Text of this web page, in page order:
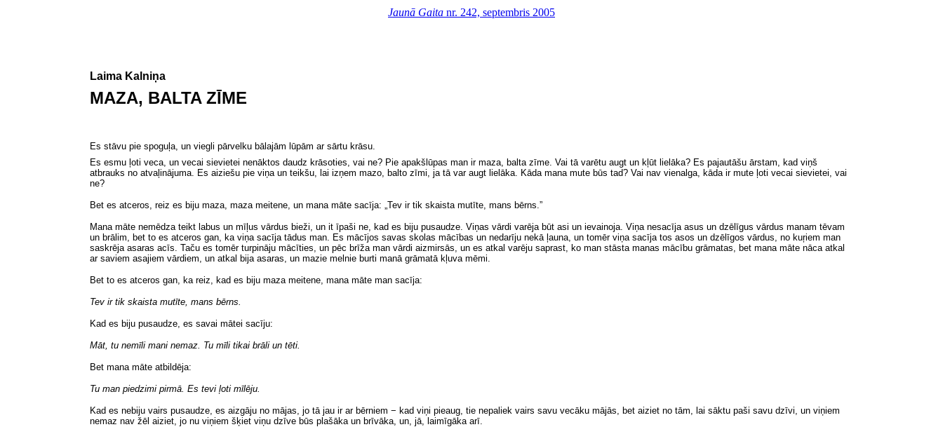
Jaunā Gaita nr. 242, septembris 2005
Laima Kalniņa
MAZA, BALTA ZĪME
Es stāvu pie spoguļa, un viegli pārvelku bālajām lūpām ar sārtu krāsu.
Es esmu ļoti veca, un vecai sievietei nenāktos daudz krāsoties, vai ne? Pie apakšlūpas man ir maza, balta zīme. Vai tā varētu augt un kļūt lielāka? Es pajautāšu ārstam, kad viņš
atbrauks no atvaļinājuma. Es aiziešu pie viņa un teikšu, lai izņem mazo, balto zīmi, ja tā var augt lielāka. Kāda mana mute būs tad? Vai nav vienalga, kāda ir mute ļoti vecai sievietei, vai
ne?
Bet es atceros, reiz es biju maza, maza meitene, un mana māte sacīja: „Tev ir tik skaista mutīte, mans bērns.”
Mana māte nemēdza teikt labus un mīļus vārdus bieži, un it īpaši ne, kad es biju pusaudze. Viņas vārdi varēja būt asi un ievainoja. Viņa nesacīja asus un dzēlīgus vārdus manam tēvam
un brālim, bet to es atceros gan, ka viņa sacīja tādus man. Es mācījos savas skolas mācības un nedarīju nekā ļauna, un tomēr viņa sacīja tos asos un dzēlīgos vārdus, no kuŗiem man
saskrēja asaras acīs. Taču es tomēr turpināju mācīties, un pēc brīža man vārdi aizmirsās, un es atkal varēju saprast, ko man stāsta manas mācību grāmatas, bet mana māte nāca atkal
ar saviem asajiem vārdiem, un atkal bija asaras, un mazie melnie burti manā grāmatā kļuva mēmi.
Bet to es atceros gan, ka reiz, kad es biju maza meitene, mana māte man sacīja:
Tev ir tik skaista mutīte, mans bērns.
Kad es biju pusaudze, es savai mātei sacīju:
Māt, tu nemīli mani nemaz. Tu mīli tikai brāli un tēti.
Bet mana māte atbildēja:
Tu man piedzimi pirmā. Es tevi ļoti mīlēju.
Kad es nebiju vairs pusaudze, es aizgāju no mājas, jo tā jau ir ar bērniem − kad viņi pieaug, tie nepaliek vairs savu vecāku mājās, bet aiziet no tām, lai sāktu paši savu dzīvi, un viņiem
nemaz nav žēl aiziet, jo nu viņiem šķiet viņu dzīve būs plašāka un brīvāka, un, jā, laimīgāka arī.